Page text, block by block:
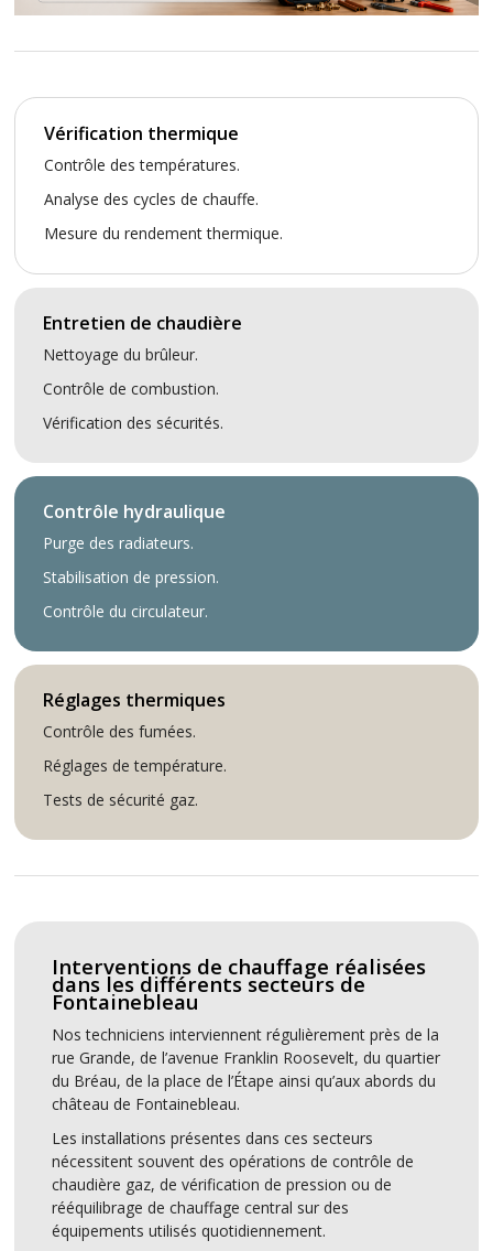
Vérification thermique
Contrôle des températures.
Analyse des cycles de chauffe.
Mesure du rendement thermique.
Entretien de chaudière
Nettoyage du brûleur.
Contrôle de combustion.
Vérification des sécurités.
Contrôle hydraulique
Purge des radiateurs.
Stabilisation de pression.
Contrôle du circulateur.
Réglages thermiques
Contrôle des fumées.
Réglages de température.
Tests de sécurité gaz.
Interventions de chauffage réalisées
dans les différents secteurs de
Fontainebleau
Nos techniciens interviennent régulièrement près de la
rue Grande, de l’avenue Franklin Roosevelt, du quartier
du Bréau, de la place de l’Étape ainsi qu’aux abords du
château de Fontainebleau.
Les installations présentes dans ces secteurs
nécessitent souvent des opérations de contrôle de
chaudière gaz, de vérification de pression ou de
rééquilibrage de chauffage central sur des
équipements utilisés quotidiennement.